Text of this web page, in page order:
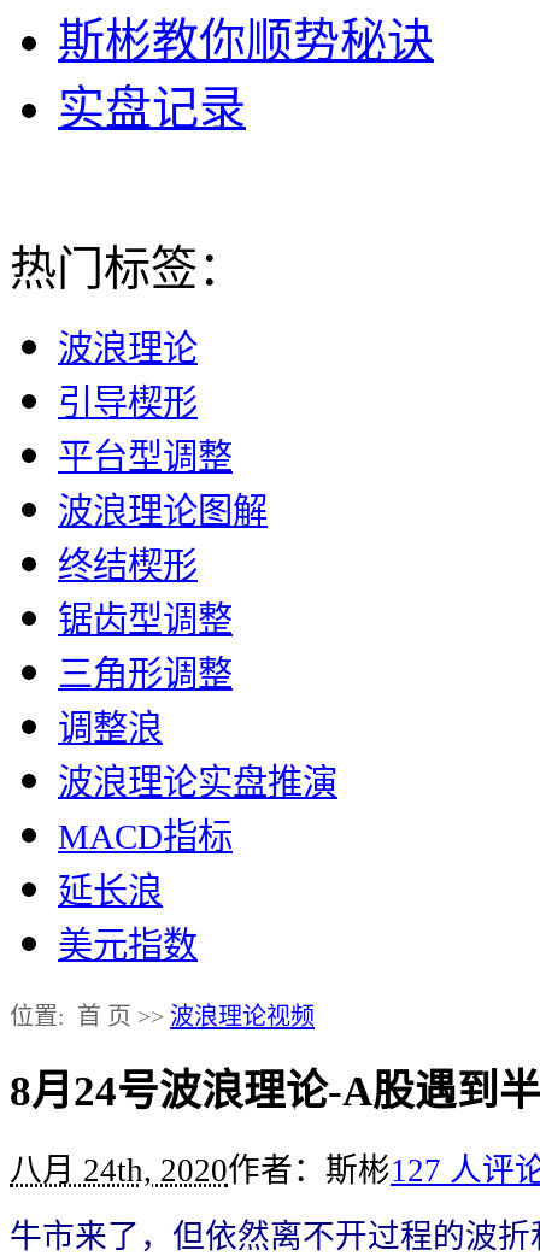
斯彬教你顺势秘诀
实盘记录
热门标签：
波浪理论
引导楔形
平台型调整
波浪理论图解
终结楔形
锯齿型调整
三角形调整
调整浪
波浪理论实盘推演
MACD指标
延长浪
美元指数
位置: 首 页 >> 波浪理论视频
8月24号波浪理论-A股遇到
八月 24th, 2020作者：斯彬127 人评
牛市来了，但依然离不开过程的波